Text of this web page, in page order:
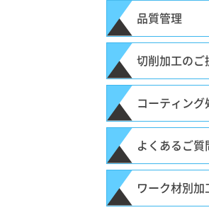
品質管理
切削加工のご
コーティング
よくあるご質
ワーク材別加